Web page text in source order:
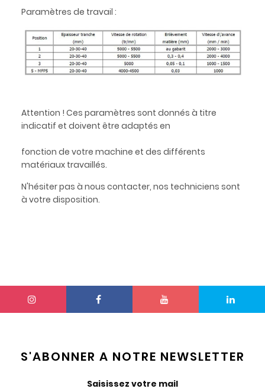
Paramètres de travail :
Attention ! Ces paramètres sont donnés à titre
indicatif et doivent être adaptés en
fonction de votre machine et des différents
matériaux travaillés.
N'hésiter pas à nous contacter, nos techniciens sont
à votre disposition.
S'ABONNER A NOTRE NEWSLETTER